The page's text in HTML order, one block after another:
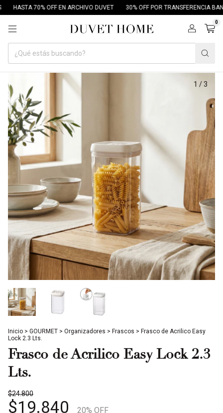
HASTA 70% OFF EN ARCHIVO DUVET 30% OFF POR TRANSFERENCIA
0
1 /3
Inicio > GOURMET > Organizadores > Frascos > Frasco de Acrilico Easy
Lock 2.3 Lts.
Frasco de Acrilico Easy Lock 2.3
Lts.
$24.800
$19.840 20% OFF